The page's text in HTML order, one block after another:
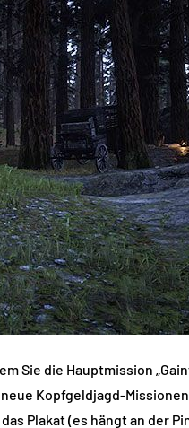
Sie die Hauptmission
Kopfgeldjagd-
Plakat (es hängt an der